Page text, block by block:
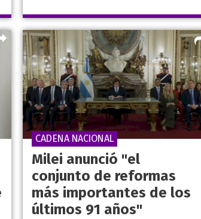
Milei anunció "el
conjunto de reformas
más importantes de los
últimos 91 años"
CADENA NACIONAL